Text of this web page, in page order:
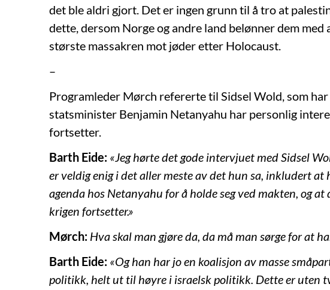
det ble aldri gjort. Det er ingen grunn til å tro at
dette, dersom Norge og andre land belønner dem med
største massakren mot jøder etter Holocaust.
–
Programleder Mørch refererte til Sidsel Wold, som
statsminister Benjamin Netanyahu har personlig
fortsetter.
Barth Eide: «Jeg hørte det gode intervjuet med Sidsel
er veldig enig i det aller meste av det hun sa, inkludert at
agenda hos Netanyahu for å holde seg ved makten, og
krigen fortsetter.»
Mørch: Hva skal man gjøre da, da må man sørge for at
Barth Eide: «Og han har jo en koalisjon av masse
politikk, helt ut til høyre i israelsk politikk. Dette er uten